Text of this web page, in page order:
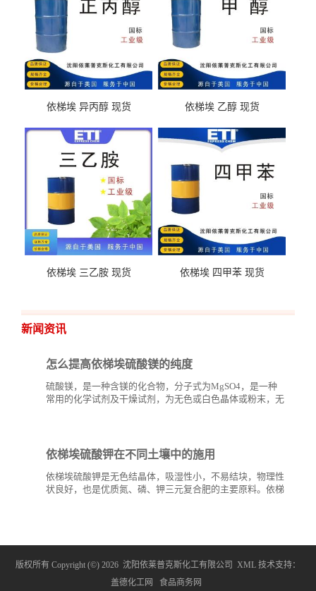
依梯埃 异丙醇 现货 依梯埃 乙醇 现货
依梯埃 三乙胺 现货 依梯埃 四甲苯 现货
新闻资讯
怎么提高依梯埃硫酸镁的纯度
硫酸镁，是一种含镁的化合物，分子式为MgSO4，是一种
常用的化学试剂及干燥试剂，为无色或白色晶体或粉末，无
依梯埃硫酸钾在不同土壤中的施用
依梯埃硫酸钾是无色结晶体，吸湿性小，不易结块，物理性
状良好，也是优质氮、磷、钾三元复合肥的主要原料。依梯
版权所有 Copyright (©) 2026 沈阳依莱普克斯化工有限公司 XML 技术支持：
盖德化工网
食品商务网